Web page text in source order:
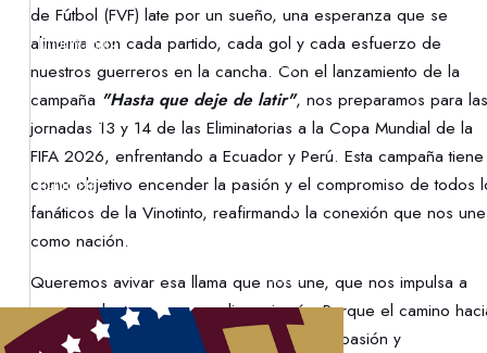
NORMATIVAS
CONTACTO
DENUNCIAS
de Fútbol (FVF) late por un sueño, una esperanza que se
alimenta con cada partido, cada gol y cada esfuerzo de
nuestros guerreros en la cancha. Con el lanzamiento de la
campaña "Hasta que deje de latir", nos preparamos para las
jornadas 13 y 14 de las Eliminatorias a la Copa Mundial de la
FIFA 2026, enfrentando a Ecuador y Perú. Esta campaña tiene
como objetivo encender la pasión y el compromiso de todos
fanáticos de la Vinotinto, reafirmando la conexión que nos une
como nación.
Queremos avivar esa llama que nos une, que nos impulsa a
creer, a alentar y a no rendirnos jamás. Porque el camino
el Mundial es una batalla que se libra con pasión y